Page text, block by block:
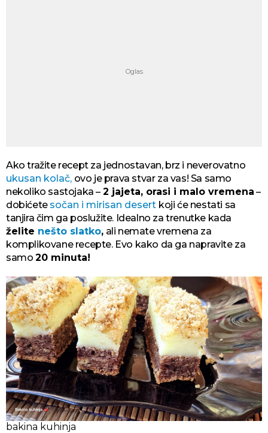
Ako tražite recept za jednostavan, brz i neverovatno
ukusan kolač, ovo je prava stvar za vas! Sa samo
nekoliko sastojaka – 2 jajeta, orasi i malo vremena –
dobićete sočan i mirisan desert koji će nestati sa
tanjira čim ga poslužite. Idealno za trenutke kada
želite nešto slatko, ali nemate vremena za
komplikovane recepte. Evo kako da ga napravite za
samo 20 minuta!
bakina kuhinja